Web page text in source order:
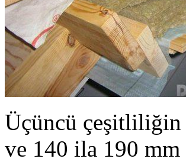
Üçüncü çeşitliliğin
ve 140 ila 190